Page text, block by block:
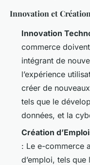
Innovation et
Innovation
commerce
intégrant de
l’expérience
créer de
tels que le
données, et la
Création
: Le e-commerce
d’emploi, tels